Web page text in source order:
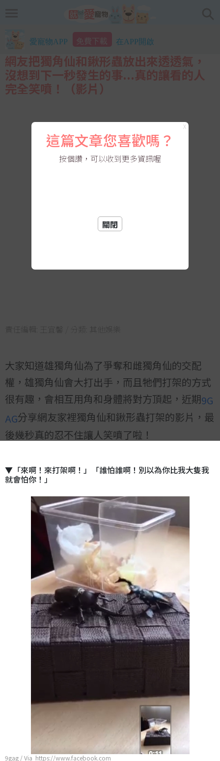
愛寵物APP 免費下載 在APP開啟
網友把獨角仙和鍬形蟲放出來透透氣，
沒想到下一秒發生的事...真的讓看的人
完全笑噴！（影片）
責任編輯: 王宜馨 / 分類: 其他娛樂
大家知道雄獨角仙為了爭奪和雌獨角仙的交配
權，雄獨角仙會大打出手，而且牠們打架的方式
很有趣，會相互用角和身體將對方頂起，近期9G
AG分享網友家裡獨角仙和鍬形蟲打架的影片，最
後幾秒真的忍不住讓人笑噴了啦！
▼「來啊！來打架啊！」「誰怕誰啊！別以為你比我大隻我
就會怕你！」
9gag / Via https://www.facebook.com
X
這篇文章您喜歡嗎？
按個讚，可以收到更多資訊喔
關閉